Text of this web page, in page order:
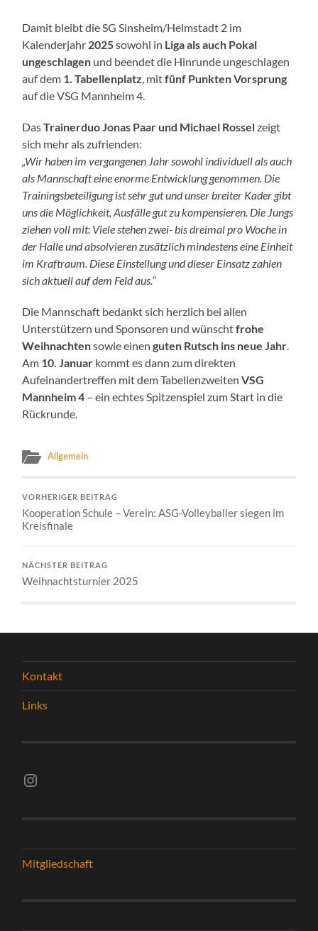
Damit bleibt die SG Sinsheim/Helmstadt 2 im
Kalenderjahr 2025sowohl in Liga als auch Pokal
ungeschlagen und beendet die Hinrunde ungeschlagen
auf dem 1. Tabellenplatz , mitfünf Punkten Vorsprung
auf die VSG Mannheim 4.
DasTrainerduo Jonas Paar und Michael Rosselzeigt
sich mehr als zufrienden:
„Wir haben im vergangenen Jahr sowohl individuell als auch
als Mannschaft eine enorme Entwicklung genommen. Die
Trainingsbeteiligung ist sehr gut und unser breiter Kader gibt
uns die Möglichkeit, Ausfälle gut zu kompensieren. Die Jungs
ziehen voll mit: Viele stehen zwei- bis dreimal pro Woche in
der Halle und absolvieren zusätzlich mindestens eine Einheit
im Kraftraum. Diese Einstellung und dieser Einsatz zahlen
sich aktuell auf dem Feld aus.“
Die Mannschaft bedankt sich herzlich bei allen
Unterstützern und Sponsoren und wünschtfrohe
Weihnachtensowie einenguten Rutsch ins neue Jahr
Am 10. Januar kommt es dann zum direkten
Aufeinandertreffen mit dem TabellenzweitenVSG
Mannheim 4 – ein echtes Spitzenspiel zum Start in die
Rückrunde.
Allgemein
VORHERIGER BEITRAG
Kooperation Schule – Verein: ASG-Volleyballer siegen im
Kreisfinale
NÄCHSTER BEITRAG
Weihnachtsturnier 2025
Kontakt
Links
Instagram vsghelmstadt.volleyball
Mitgliedschaft